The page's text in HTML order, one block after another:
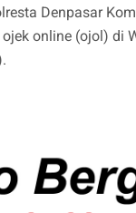
Denpasar
online (ojol) di